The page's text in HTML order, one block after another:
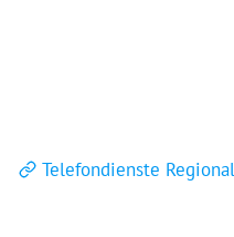
Telefondienste